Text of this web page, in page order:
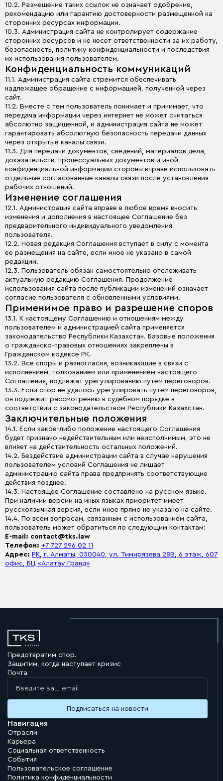
10.2. Размещение таких ссылок не означает одобрение,
рекомендацию или гарантию достоверности размещенной на
сторонних ресурсах информации.
10.3. Администрация сайта не контролирует содержание
сторонних ресурсов и не несет ответственности за их работу,
безопасность, политику конфиденциальности и последствия
их использования пользователем.
Конфиденциальность коммуникаций
11.1. Администрация сайта стремится обеспечивать
надлежащее обращение с информацией, полученной через
сайт.
11.2. Вместе с тем пользователь понимает и принимает, что
передача информации через интернет не может считаться
абсолютно защищенной, и администрация сайта не может
гарантировать абсолютную безопасность передачи данных
через открытые каналы связи.
11.3. Для передачи документов, сведений, материалов дела,
доказательств, процессуальных документов и иной
конфиденциальной информации стороны вправе использовать
отдельные согласованные каналы связи после установления
рабочих отношений.
Изменение соглашения
12.1. Администрация сайта вправе в любое время вносить
изменения и дополнения в настоящее Соглашение без
предварительного индивидуального уведомления
пользователя.
12.2. Новая редакция Соглашения вступает в силу с момента
ее размещения на сайте, если иное не указано в самой
редакции.
12.3. Пользователь обязан самостоятельно отслеживать
актуальную редакцию Соглашения. Продолжение
использования сайта после публикации изменений означает
согласие пользователя с обновленными условиями.
Применимое право и разрешение споров
13.1. К настоящему Соглашению и отношениям между
пользователем и администрацией сайта применяется
законодательство Республики Казахстан. Базовые положения
о гражданско-правовых отношениях закреплены в
Гражданском кодексе РК.
13.2. Все споры и разногласия, возникающие в связи с
исполнением, толкованием или применением настоящего
Соглашения, подлежат урегулированию путем переговоров.
13.3. Если спор не удалось урегулировать путем переговоров,
он подлежит рассмотрению в судебном порядке в
соответствии с законодательством Республики Казахстан.
Заключительные положения
14.1. Если какое-либо положение настоящего Соглашения
будет признано недействительным или неисполнимым, это не
влияет на действительность остальных положений.
14.2. Бездействие администрации сайта в случае нарушения
пользователем условий Соглашения не лишает
администрацию сайта права предпринять соответствующие
действия позднее.
14.3. Настоящее Соглашение составлено на русском языке.
При наличии версии на иных языках приоритет имеет
русскоязычная версия, если иное прямо не указано на сайте.
14.4. По всем вопросам, связанным с использованием сайта,
пользователь может обратиться по следующим контактам:
E-mail: contact@tks.law
Телефон: +7 727 296 02 11
Адрес: РК, г. Алматы, 050040, ул. Тимирязева 28В, 6 этаж, 607
офис, БЦ «Алатау Гранд»
Предотвратим спор.
Защитим, когда наступает кризис
Почта
Навигация
Отрасли
Карьера
Социальная ответственность
События
Пользовательское соглашение
Политика конфиденциальности